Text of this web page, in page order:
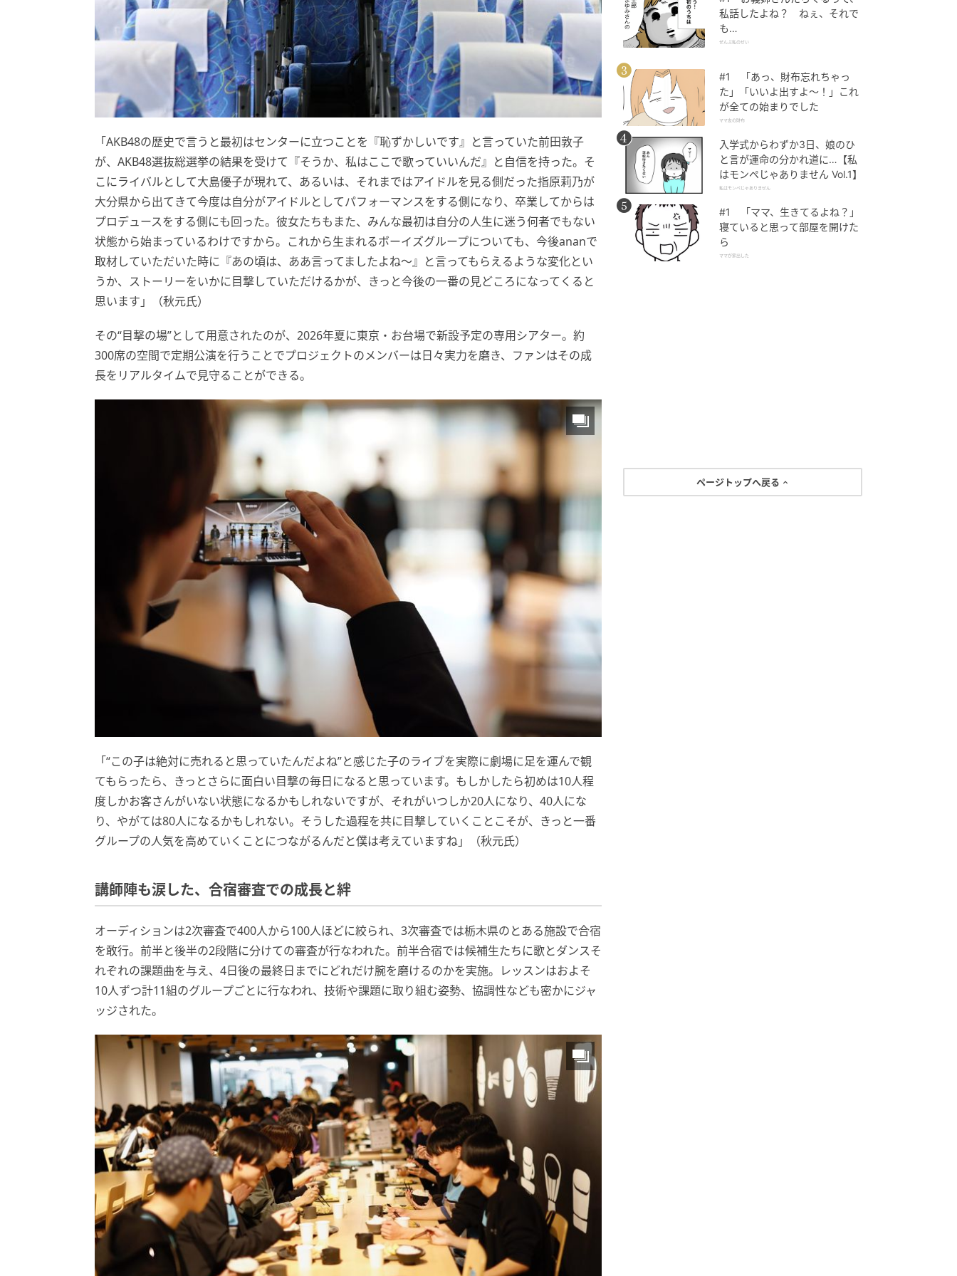
「AKB48の歴史で言うと最初はセンターに立つことを『恥ずかしいです』と言っていた前田敦子
が、AKB48選抜総選挙の結果を受けて『そうか、私はここで歌っていいんだ』と自信を持った。そ
こにライバルとして大島優子が現れて、あるいは、それまではアイドルを見る側だった指原莉乃が
大分県から出てきて今度は自分がアイドルとしてパフォーマンスをする側になり、卒業してからは
プロデュースをする側にも回った。彼女たちもまた、みんな最初は自分の人生に迷う何者でもない
状態から始まっているわけですから。これから生まれるボーイズグループについても、今後ananで
取材していただいた時に『あの頃は、ああ言ってましたよね～』と言ってもらえるような変化とい
うか、ストーリーをいかに目撃していただけるかが、きっと今後の一番の見どころになってくると
思います」（秋元氏）
その“目撃の場”として用意されたのが、2026年夏に東京・お台場で新設予定の専用シアター。約
300席の空間で定期公演を行うことでプロジェクトのメンバーは日々実力を磨き、ファンはその成
長をリアルタイムで見守ることができる。
「“この子は絶対に売れると思っていたんだよね”と感じた子のライブを実際に劇場に足を運んで観
てもらったら、きっとさらに面白い目撃の毎日になると思っています。もしかしたら初めは10人程
度しかお客さんがいない状態になるかもしれないですが、それがいつしか20人になり、40人にな
り、やがては80人になるかもしれない。そうした過程を共に目撃していくことこそが、きっと一番
グループの人気を高めていくことにつながるんだと僕は考えていますね」（秋元氏）
講師陣も涙した、合宿審査での成長と絆
オーディションは2次審査で400人から100人ほどに絞られ、3次審査では栃木県のとある施設で合宿
を敢行。前半と後半の2段階に分けての審査が行なわれた。前半合宿では候補生たちに歌とダンスそ
れぞれの課題曲を与え、4日後の最終日までにどれだけ腕を磨けるのかを実施。レッスンはおよそ
10人ずつ計11組のグループごとに行なわれ、技術や課題に取り組む姿勢、協調性なども密かにジャ
ッジされた。
私話したよね？ ねぇ、それで
も…
ぜんぶ私のせい
#1 「あっ、財布忘れちゃっ
た」「いいよ出すよ〜！」これ
が全ての始まりでした
ママ友の財布
入学式からわずか3日、娘のひ
と言が運命の分かれ道に…【私
はモンペじゃありません Vol.1】
私はモンペじゃありません
#1 「ママ、生きてるよね？」
寝ていると思って部屋を開けた
ら
ママが家出した
ページトップへ戻る